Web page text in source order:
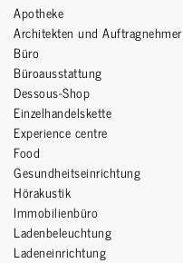
Apotheke
Architekten und Auftragnehmer
Büro
Büroausstattung
Dessous-Shop
Einzelhandelskette
Experience centre
Food
Gesundheitseinrichtung
Hörakustik
Immobilienbüro
Ladenbeleuchtung
Ladeneinrichtung